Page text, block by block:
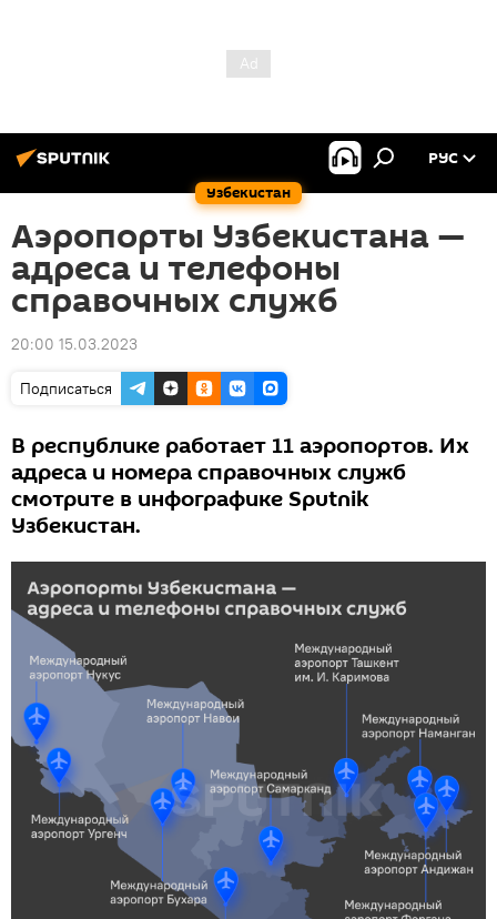
Узбекистан
РУС
Аэропорты Узбекистана —
адреса и телефоны
справочных служб
20:00 15.03.2023
Подписаться
В республике работает 11 аэропортов. Их
адреса и номера справочных служб
смотрите в инфографике Sputnik
Узбекистан.